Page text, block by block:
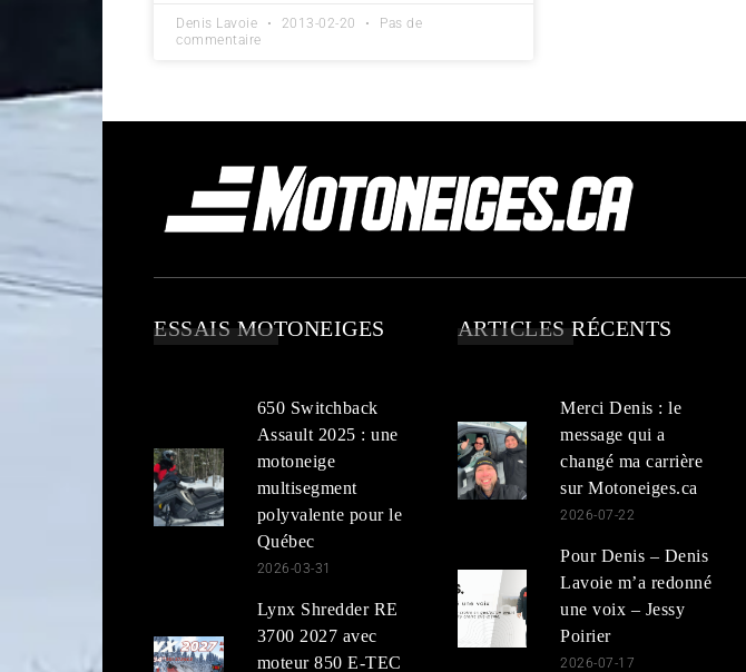
Denis Lavoie 2013-02-20
Pas de
commentaire
ESSAIS MOTONEIGES
650 Switchback
Assault 2025 : une
motoneige
multisegment
polyvalente pour le
Québec
2026-03-31
Lynx Shredder RE
3700 2027 avec
moteur 850 E-TEC
ARTICLES RÉCENTS
Merci Denis : le
message qui a
changé ma carrière
sur Motoneiges.ca
2026-07-22
Pour Denis – Denis
Lavoie m’a redonné
une voix – Jessy
Poirier
2026-07-17